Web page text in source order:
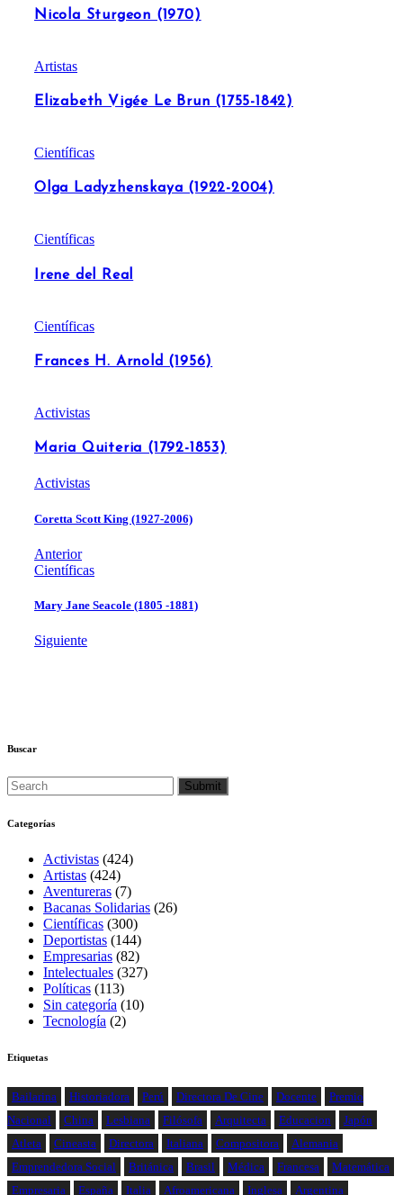
Nicola Sturgeon (1970)
Artistas
Elizabeth Vigée Le Brun (1755-1842)
Científicas
Olga Ladyzhenskaya (1922-2004)
Científicas
Irene del Real
Científicas
Frances H. Arnold (1956)
Activistas
Maria Quiteria (1792-1853)
Activistas
Coretta Scott King (1927-2006)
Anterior
Científicas
Mary Jane Seacole (1805 -1881)
Siguiente
Buscar
Categorías
Activistas (424)
Artistas (424)
Aventureras (7)
Bacanas Solidarias (26)
Científicas (300)
Deportistas (144)
Empresarias (82)
Intelectuales (327)
Políticas (113)
Sin categoría (10)
Tecnología (2)
Etiquetas
Bailarina Historiadora Perú Directora De Cine Docente
Premio
Nacional
China Lesbiana Filósofa Arquitecta Educacion
Japón
Atleta
Cineasta Directora Italiana Compositora
Alemania
Emprendedora Social
Británica Brasil Médica Francesa
Matemática
Empresaria
España Italia Afroamericana Inglesa Argentina